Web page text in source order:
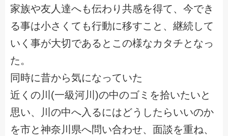
家族や友人達へも伝わり共感を得て、今でき
る事は小さくても行動に移すこと、継続して
いく事が大切であるとこの様なカタチとなっ
た。
同時に昔から気になっていた
近くの川(一級河川)の中のゴミを拾いたいと
思い、川の中へ入るにはどうしたらいいのか
を市と神奈川県へ問い合わせ、面談を重ね、